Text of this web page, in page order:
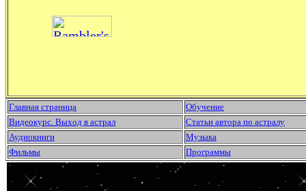
Главная страница
Обучение
Видеокурс. Выход в астрал
Статьи автора по астралу
Аудиокниги
Музыка
Фильмы
Программы